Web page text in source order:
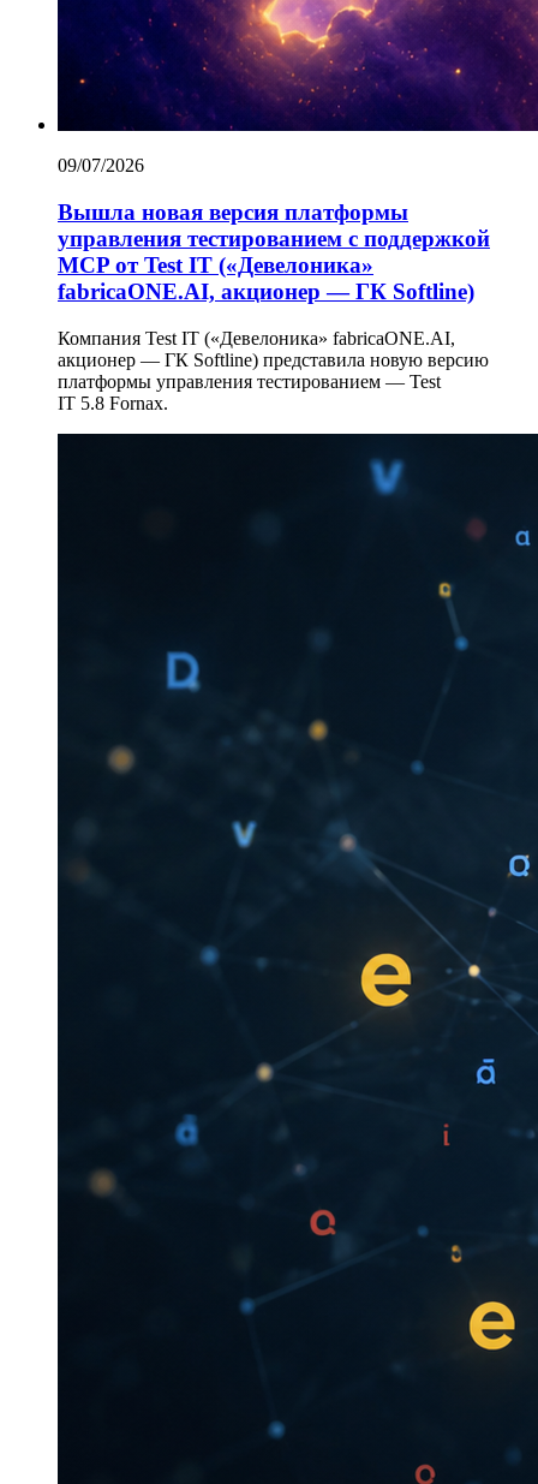
09/07/2026
Вышла новая версия платформы
управления тестированием с поддержкой
MCP от Test IT («Девелоника»
fabricaONE.AI, акционер — ГК Softline)
Компания Test IT («Девелоника» fabricaONE.AI,
акционер — ГК Softline) представила новую версию
платформы управления тестированием — Test
IT 5.8 Fornax.